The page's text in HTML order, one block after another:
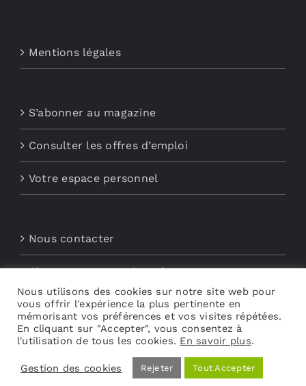
Mentions légales
S’abonner au magazine
Consulter les offres d’emploi
Votre espace personnel
Nous contacter
Abonnements aux Newsletters
Découvrez My Audio
Nous utilisons des cookies sur notre site web pour
vous offrir l'expérience la plus pertinente en
mémorisant vos préférences et vos visites répétées.
En cliquant sur "Accepter", vous consentez à
l'utilisation de tous les cookies. En savoir plus.
Gestion des cookies Rejeter Tout Accepter